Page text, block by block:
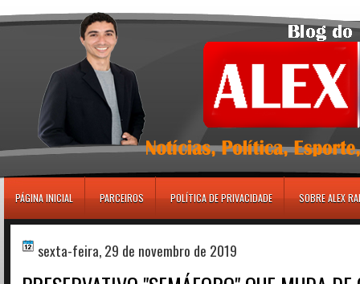
PÁGINA INICIAL PARCEIROS POLÍTICA DE PRIVACIDADE SOBRE ALEX
sexta-feira, 29 de novembro de 2019